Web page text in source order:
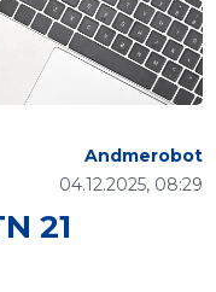
21
04.12.2025, 08:29
Andmerobot